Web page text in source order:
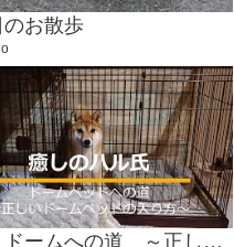
お散歩
ペットドームへの道 ～正しいドームベッドの入り方～